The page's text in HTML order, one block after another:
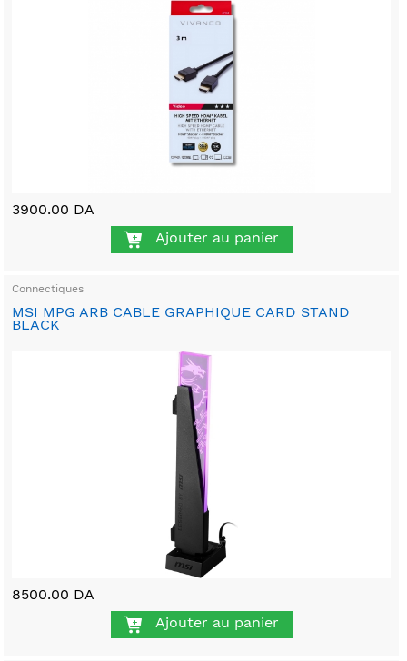
3900.00 DA
Ajouter au panier
Connectiques
MSI MPG ARB CABLE GRAPHIQUE CARD STAND
BLACK
8500.00 DA
Ajouter au panier